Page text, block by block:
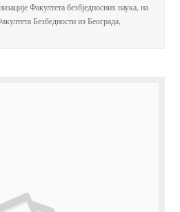
Факултета безбједносних наука, на
Безбедности из Београда,